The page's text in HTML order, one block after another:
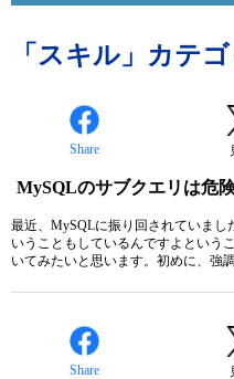
「スキル」カテ
Share
MySQLのサブクエリは危
最近、MySQLに振り回されていまし
いうこともしているんですよという
いてみたいと思います。初めに、強
Share